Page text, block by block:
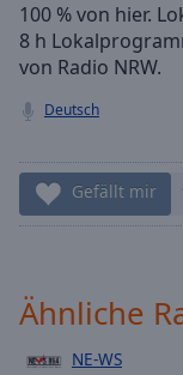
behind
Remaining
Time-
1x
Playback
Rate
Chapters
100 % von hier.
8 h
von Radio NRW.
Deutsch
Gefällt mir
Ähnliche
NE-WS